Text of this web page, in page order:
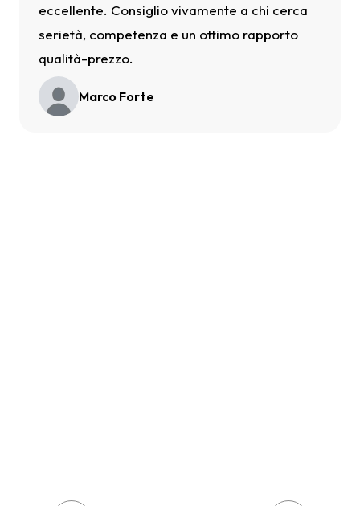
eccellente. Consiglio vivamente a chi cerca
serietà, competenza e un ottimo rapporto
qualità-prezzo.
Marco Forte